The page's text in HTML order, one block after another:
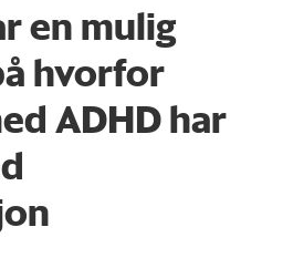
en mulig
hvorfor
ADHD har